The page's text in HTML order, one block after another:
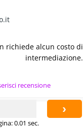
richiede alcun costo di
intermediazione.
recensione
›
0.01 sec.